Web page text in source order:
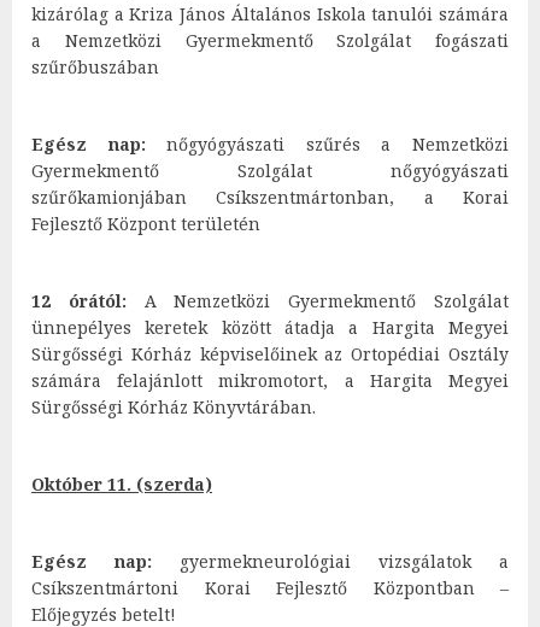
kizárólag a Kriza János Általános Iskola tanulói számára
a Nemzetközi Gyermekmentő Szolgálat fogászati
szűrőbuszában
Egész nap:nőgyógyászati szűrés a Nemzetközi
Gyermekmentő Szolgálat nőgyógyászati
szűrőkamionjában Csíkszentmártonban, a Korai
Fejlesztő Központ területén
12 órától: A Nemzetközi Gyermekmentő Szolgálat
ünnepélyes keretek között átadja a Hargita Megyei
Sürgősségi Kórház képviselőinek az Ortopédiai Osztály
számára felajánlott mikromotort, a Hargita Megyei
Sürgősségi Kórház Könyvtárában.
Október 11. (szerda)
Egész nap: gyermekneurológiai vizsgálatok a
Csíkszentmártoni Korai Fejlesztő Központban –
Előjegyzés betelt!